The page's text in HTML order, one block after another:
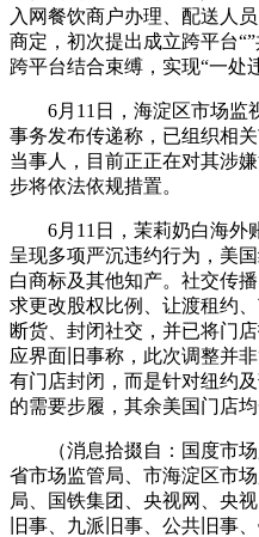
入网餐饮商户办理、配送人
商定，初次提出成立跨平台
跨平台结合束缚，实现“一处
6月11日，海淀区市场监
事务发布传递称，已组织相
当事人，目前正正在对其涉
步将依法依规措置。
6月11日，茉莉奶白海外
呈现多项严沉违约行为，美
白商标及其他知产。社交传
求更改股权比例、让渡租约
断货、封闭社交，并已将门
应界面旧事称，此次调整并
有门店封闭，而是针对纽约
的需要步履，其余美国门店
（消息拾掇自：国度市场
省市场监管局、市海淀区市
局、国铁集团、央视网、央
旧事、九派旧事、公共旧事